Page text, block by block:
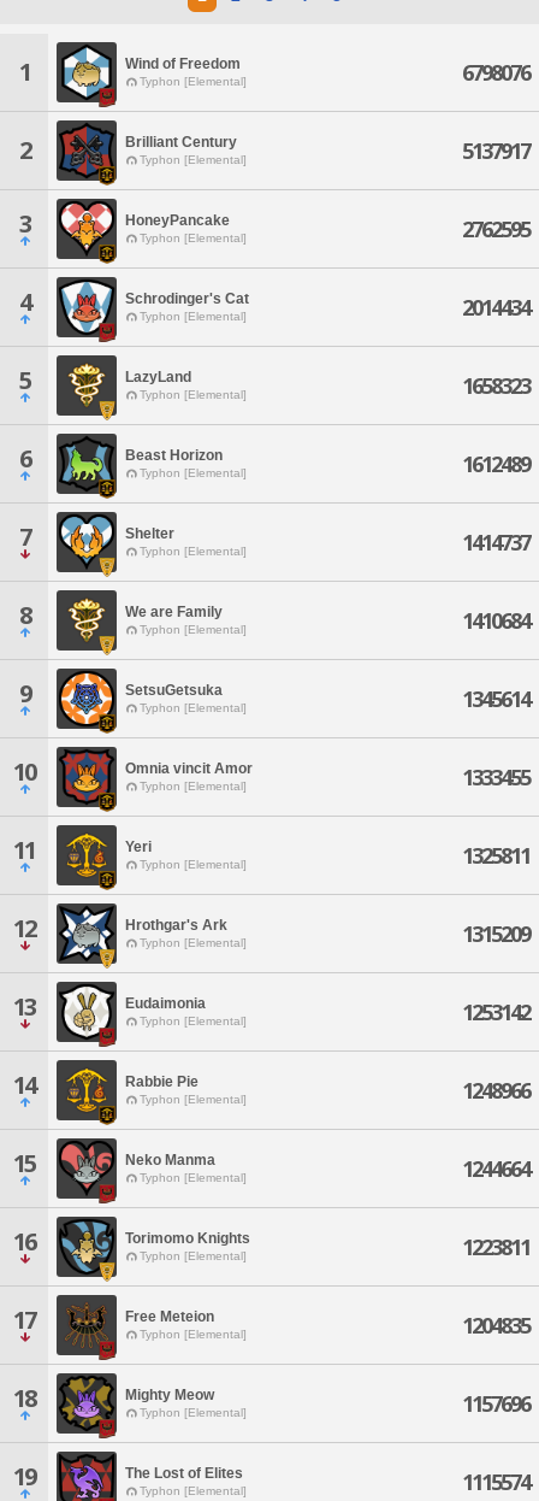
1 Wind of Freedom
Typhon [Elemental] 6798076
2 Brilliant Century
Typhon [Elemental] 5137917
3 HoneyPancake
Typhon [Elemental] 2762595
4 Schrodinger's Cat
Typhon [Elemental] 2014434
5 LazyLand
Typhon [Elemental] 1658323
6 Beast Horizon
Typhon [Elemental] 1612489
7 Shelter
Typhon [Elemental] 1414737
8 We are Family
Typhon [Elemental] 1410684
9 SetsuGetsuka
Typhon [Elemental] 1345614
10 Omnia vincit Amor
Typhon [Elemental] 1333455
11 Yeri
Typhon [Elemental] 1325811
12 Hrothgar's Ark
Typhon [Elemental] 1315209
13 Eudaimonia
Typhon [Elemental] 1253142
14 Rabbie Pie
Typhon [Elemental] 1248966
15 Neko Manma
Typhon [Elemental] 1244664
16 Torimomo Knights
Typhon [Elemental] 1223811
17 Free Meteion
Typhon [Elemental] 1204835
18 Mighty Meow
Typhon [Elemental] 1157696
19 The Lost of Elites
Typhon [Elemental] 1115574